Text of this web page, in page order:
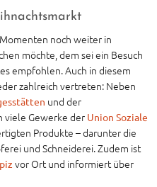
noch weiter in
möchte, dem sei ein Besuch
empfohlen. Auch in diesem
zahlreich vertreten: Neben
und der
viele Gewerke der Union Soziale
Produkte – darunter die
und Schneiderei. Zudem ist
vor Ort und informiert über